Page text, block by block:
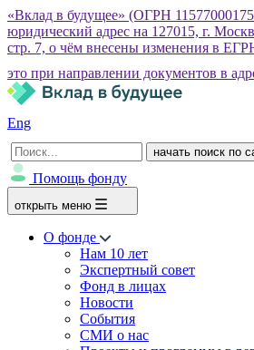
«Вклад в будущее» (ОГРН
юридический адрес на 127015, г.
стр. 7, о чём внесены изменения в
это при направлении документов в
Eng
начать поиск по
Помощь фонду
открыть меню
О фонде
Нам 10 лет
Экспертный совет
Фонд в лицах
Новости
События
СМИ о нас